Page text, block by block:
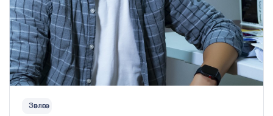
Зөвлөгөө